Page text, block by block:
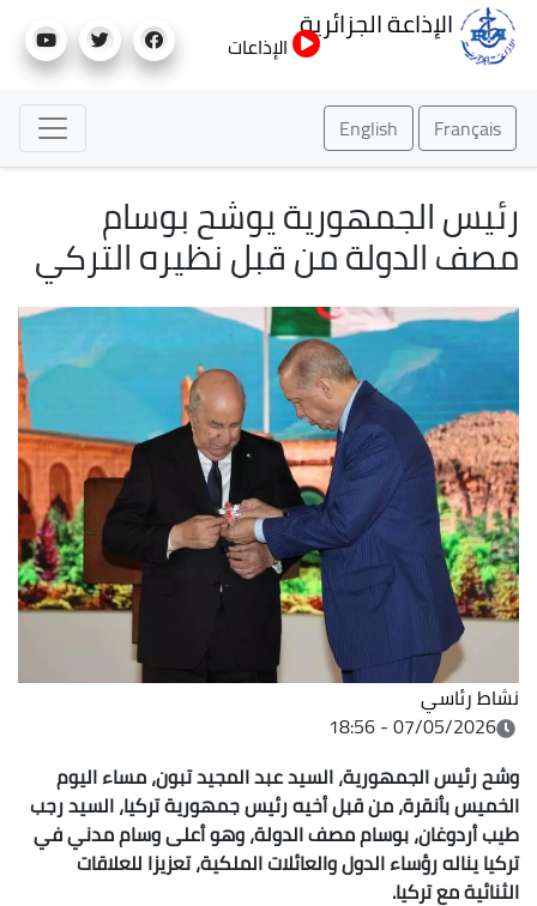
إلى
الإذاعة الجزائرية
الإذاعات
Français
English
رئيس الجمهورية يوشح بوسام
مصف الدولة من قبل نظيره التركي
نشاط رئاسي
07/05/2026 - 18:56
وشح رئيس الجمهورية، السيد عبد المجيد تبون، مساء اليوم
الخميس بأنقرة، من قبل أخيه رئيس جمهورية تركيا، السيد رجب
طيب أردوغان، بوسام مصف الدولة، وهو أعلى وسام مدني في
تركيا يناله رؤساء الدول والعائلات الملكية، تعزيزا للعلاقات
الثنائية مع تركيا.